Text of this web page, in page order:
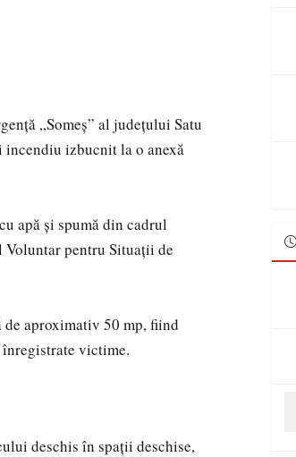
„Someș” al județului Satu
izbucnit la o anexă
apă și spumă din cadrul
pentru Situații de
de aproximativ 50 mp, fiind
victime.
deschis în spații deschise,